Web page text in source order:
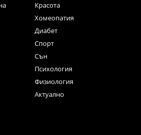
Красота
Хомеопатия
Диабет
Спорт
Сън
Психология
Физиология
Актуално